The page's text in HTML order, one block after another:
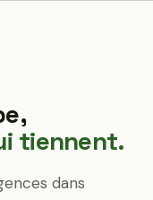
tiennent.
dans